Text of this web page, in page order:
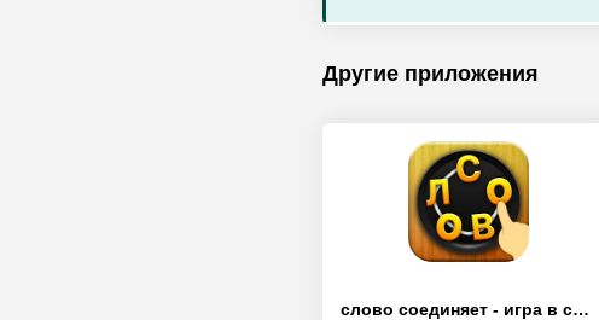
Другие приложения
слово соединяет - игра в слова - [Взлом/МОД Все открыто]